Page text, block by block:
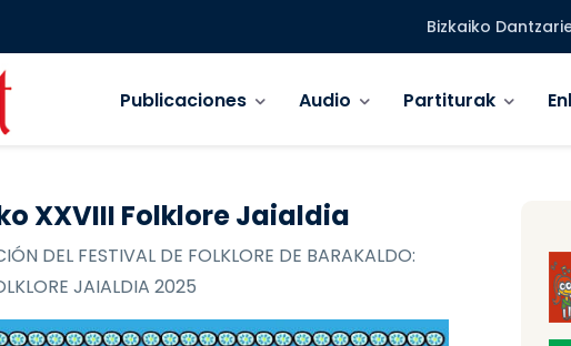
Bizkaiko
Publicaciones Audio Partiturak
XXVIII Folklore Jaialdia
DEL FESTIVAL DE FOLKLORE DE BARAKALDO:
JAIALDIA 2025